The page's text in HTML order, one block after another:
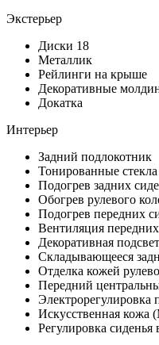
Экстерьер
Диски 18
Металлик
Рейлинги на крыше
Декоративные
Докатка
Интерьер
Задний подлокотник
Тонированные стекла
Подогрев задних
Обогрев рулевого
Подогрев передних
Вентиляция
Декоративная
Складывающееся
Отделка кожей
Передний
Электрорегулировка
Искусственная кожа
Регулировка сиденья